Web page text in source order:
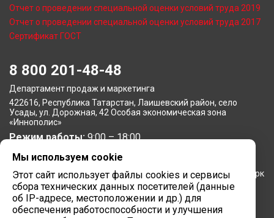
Отчет о проведении специальной оценки условий труда 2019
Отчет о проведении специальной оценки условий труда 2017
Сертификат ГОСТ
8 800 201-48-48
Департамент продаж и маркетинга
422616, Республика Татарстан, Лаишевский район, село
Усады, ул. Дорожная, 42 Особая экономическая зона
«Иннополис»
Режим работы:9:00 – 18:00
Московское представительство
105064, г. Москва, Нижний Сусальный переулок, 5, бизнес-парк
«Арма»
Режим работы:9:00 – 18:00
Мы используем cookie
Этот сайт использует файлы cookies и сервисы
сбора технических данных посетителей (данные
об IP-адресе, местоположении и др.) для
обеспечения работоспособности и улучшения